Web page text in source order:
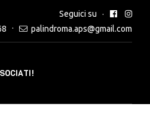
Seguici su
palindroma.aps@gmail.com